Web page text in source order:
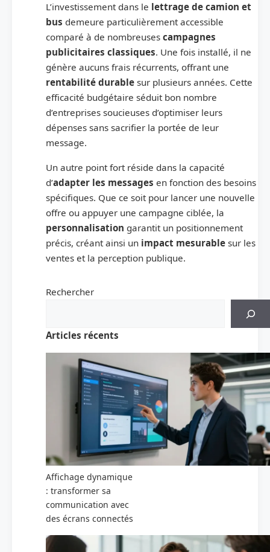
L’investissement dans le lettrage de camion et
bus demeure particulièrement accessible
comparé à de nombreuses campagnes
publicitaires classiques. Une fois installé, il ne
génère aucuns frais récurrents, offrant une
rentabilité durable sur plusieurs années. Cette
efficacité budgétaire séduit bon nombre
d’entreprises soucieuses d’optimiser leurs
dépenses sans sacrifier la portée de leur
message.
Un autre point fort réside dans la capacité
d’adapter les messages en fonction des besoins
spécifiques. Que ce soit pour lancer une nouvelle
offre ou appuyer une campagne ciblée, la
personnalisation garantit un positionnement
précis, créant ainsi un impact mesurable sur les
ventes et la perception publique.
Rechercher
Articles récents
Affichage dynamique
: transformer sa
communication avec
des écrans connectés